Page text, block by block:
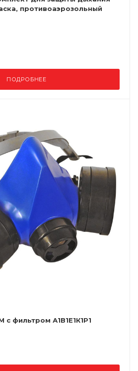
противоаэрозольный
ПОДРОБНЕЕ
фильтром А1В1Е1К1P1